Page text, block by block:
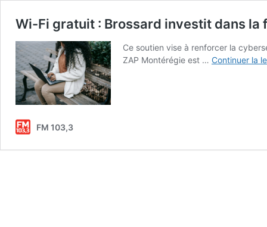
Wi-Fi gratuit : Brossard investit dans
Ce soutien vise à renforcer la
ZAP Montérégie est … Continuer la
FM 103,3